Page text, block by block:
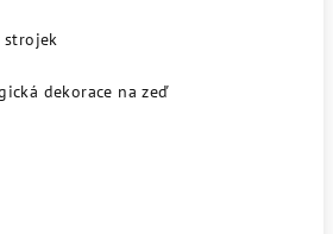
dekorace na zeď